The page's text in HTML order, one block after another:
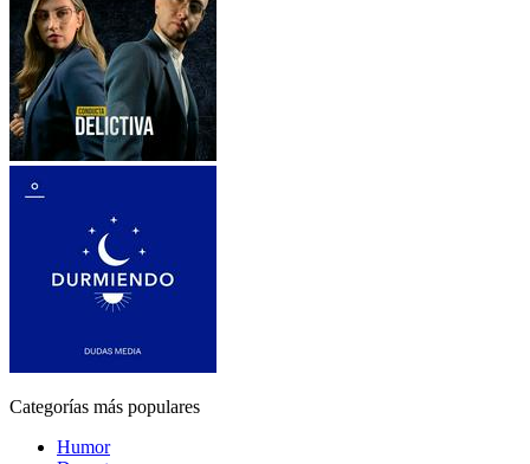
Categorías más populares
Humor